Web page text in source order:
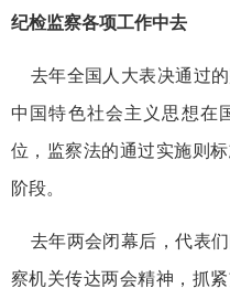
纪检监察各项工作中去
去年全国人大表决通过
中国特色社会主义思想在
位，监察法的通过实施则
阶段。
去年两会闭幕后，代表
察机关传达两会精神，抓